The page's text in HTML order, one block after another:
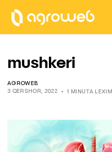
mushkeri
AGROWEB
3 QERSHOR, 2022
1 MINUTA LEXIM